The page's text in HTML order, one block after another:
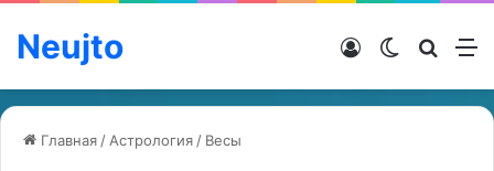
Neujto Switch skin
Войти
Главная / Астрология / Весы